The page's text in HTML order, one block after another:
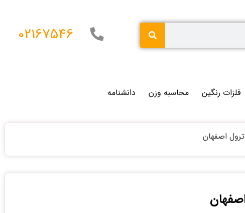
02167546
فلزات رنگین محاسبه وزن دانشنامه